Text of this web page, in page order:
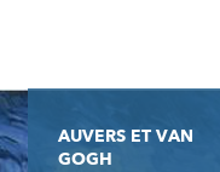
AUVERS ET VAN
GOGH